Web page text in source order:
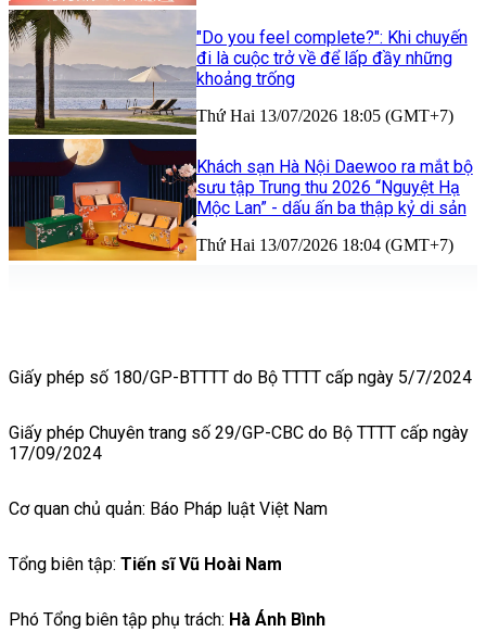
"Do you feel complete?": Khi chuyến
đi là cuộc trở về để lấp đầy những
khoảng trống
Thứ Hai 13/07/2026 18:05 (GMT+7)
Khách sạn Hà Nội Daewoo ra mắt bộ
sưu tập Trung thu 2026 “Nguyệt Hạ
Mộc Lan” - dấu ấn ba thập kỷ di sản
Thứ Hai 13/07/2026 18:04 (GMT+7)
Giấy phép số 180/GP-BTTTT do Bộ TTTT cấp ngày 5/7/2024
Giấy phép Chuyên trang số 29/GP-CBC do Bộ TTTT cấp ngày
17/09/2024
Cơ quan chủ quản: Báo Pháp luật Việt Nam
Tổng biên tập: Tiến sĩ Vũ Hoài Nam
Phó Tổng biên tập phụ trách: Hà Ánh Bình